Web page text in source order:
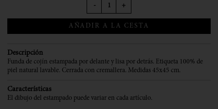
- +
AÑADIR A LA CESTA
Descripción
Funda de cojín estampada por delante y lisa por detrás. Etiqueta 100% de
piel natural lavable. Cerrada con cremallera. Medidas 45x45 cm.
Características
El dibujo del estampado puede variar en cada artículo.